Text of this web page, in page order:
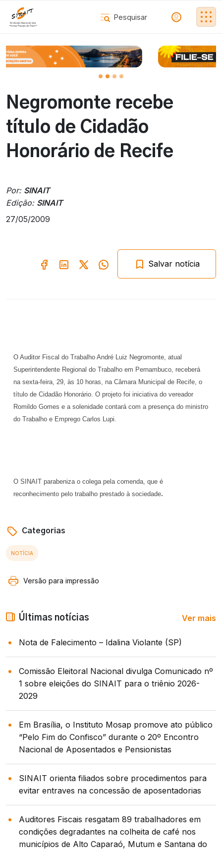
Negromonte recebe
título de Cidadão
Honorário de Recife
Por: SINAIT
Edição: SINAIT
27/05/2009
Salvar notícia
O Auditor Fiscal do Trabalho André Luiz Negromonte, atual
Superintendente Regional do Trabalho em Pernambuco, receberá
na sexta-feira, 29, às 10 horas, na Câmara Municipal de Recife, o
título de Cidadão Honorário. O projeto foi iniciativa do vereador
Romildo Gomes e a solenidade contará com a presença do ministro
do Trabalho e Emprego Carlos Lupi.
O SINAIT parabeniza o colega pela comenda, que é
reconhecimento pelo trabalho prestado à sociedade.
Categorias
NOTÍCIA
Versão para impressão
Últimas notícias Ver mais
Nota de Falecimento – Idalina Violante (SP)
Comissão Eleitoral Nacional divulga Comunicado nº
1 sobre eleições do SINAIT para o triênio 2026-
2029
Em Brasília, o Instituto Mosap promove ato público
“Pelo Fim do Confisco” durante o 20º Encontro
Nacional de Aposentados e Pensionistas
SINAIT orienta filiados sobre procedimentos para
evitar entraves na concessão de aposentadorias
Auditores Fiscais resgatam 89 trabalhadores em
condições degradantes na colheita de café nos
municípios de Alto Caparaó, Mutum e Santana do